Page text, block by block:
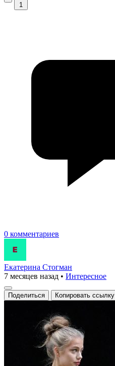
1
0 комментариев
Екатерина Стогман
7 месяцев назад • Интересное
Поделиться Копировать ссылку